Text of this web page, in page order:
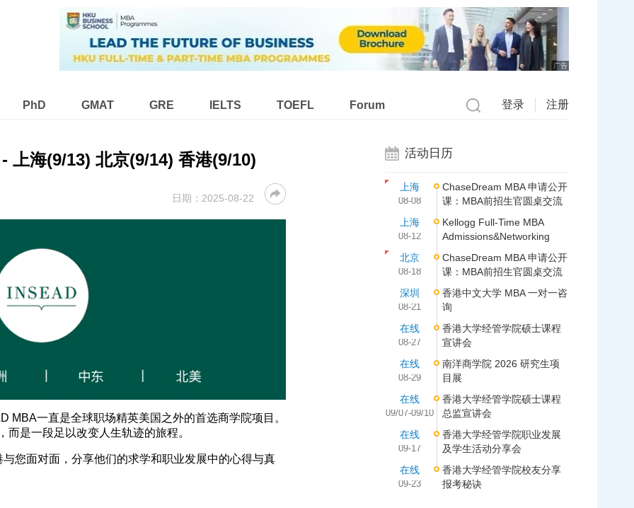
广告
PhD GMAT GRE IELTS TOEFL Forum 登录 注册
上海(9/13) 北京(9/14) 香港(9/10)
日期： 2025-08-22
MBA一直是全球职场精英美国之外的首选商学院项目。
是一段足以改变人生轨迹的旅程。
您面对面，分享他们的求学和职业发展中的心得与真
活动日历
上海
08-08
ChaseDream MBA 申请公开
课：MBA前招生官圆桌交流
上海
08-12
Kellogg Full-Time MBA
Admissions&Networking
北京
08-18
ChaseDream MBA 申请公开
课：MBA前招生官圆桌交流
深圳
08-21
香港中文大学 MBA 一对一咨
询
在线
08-27
香港大学经管学院硕士课程
宣讲会
在线
08-29
南洋商学院 2026 研究生项
目展
在线
09/07-09/10
香港大学经管学院硕士课程
总监宣讲会
在线
09-17
香港大学经管学院职业发展
及学生活动分享会
在线
09-23
香港大学经管学院校友分享
报考秘诀